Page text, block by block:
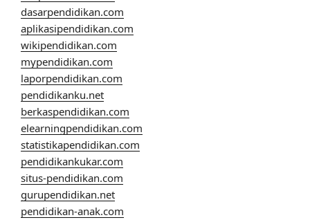
dasarpendidikan.com
aplikasipendidikan.com
wikipendidikan.com
mypendidikan.com
laporpendidikan.com
pendidikanku.net
berkaspendidikan.com
elearningpendidikan.com
statistikapendidikan.com
pendidikankukar.com
situs-pendidikan.com
gurupendidikan.net
pendidikan-anak.com